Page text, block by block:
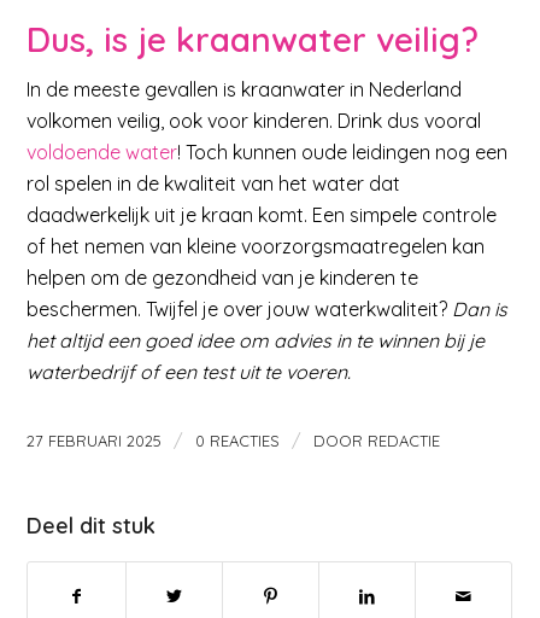
Dus, is je kraanwater veilig?
In de meeste gevallen is kraanwater in Nederland
volkomen veilig, ook voor kinderen. Drink dus vooral
voldoende water! Toch kunnen oude leidingen nog een
rol spelen in de kwaliteit van het water dat
daadwerkelijk uit je kraan komt. Een simpele controle
of het nemen van kleine voorzorgsmaatregelen kan
helpen om de gezondheid van je kinderen te
beschermen. Twijfel je over jouw waterkwaliteit? Dan is
het altijd een goed idee om advies in te winnen bij je
waterbedrijf of een test uit te voeren.
27 FEBRUARI 2025 / 0 REACTIES / DOOR REDACTIE
Deel dit stuk